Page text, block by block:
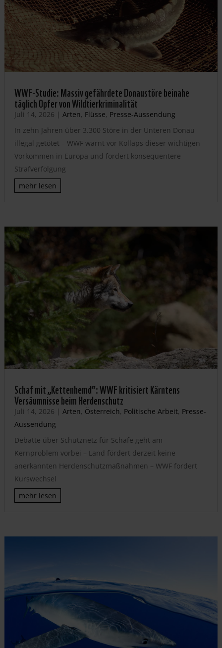
WWF-Studie: Massiv gefährdete Donaustöre beinahe
täglich Opfer von Wildtierkriminalität
Juli 14, 2026 | Arten, Flüsse, Presse-Aussendung
In zehn Jahren über 3.300 Störe in der Unteren Donau
illegal getötet – WWF warnt vor Kollaps dieser wichtigen
Vorkommen in Europa und fordert konsequentere
Strafverfolgung
mehr lesen
Schaf mit „Kettenhemd“: WWF kritisiert Kärntens
Versäumnisse beim Herdenschutz
Juli 14, 2026 | Arten, Österreich, Politische Arbeit, Presse-
Aussendung
Debatte über Schutznetz für Schafe geht am
Kernproblem vorbei – Land fördert derzeit keine
anerkannten Herdenschutzmaßnahmen – WWF fordert
Kurswechsel
mehr lesen